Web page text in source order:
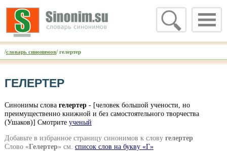
/словарь синонимов/ гелертер
ГЕЛЕРТЕР
Синонимы слова гелертер- [человек большой учености, но
преимущественно книжной и без самостоятельного творчества
(Ушаков)] Смотрите ученый
Добавьте в избранное страницу синонимов к слову гелертер
Слово «Гелертер» см. список слов на букву «Г»